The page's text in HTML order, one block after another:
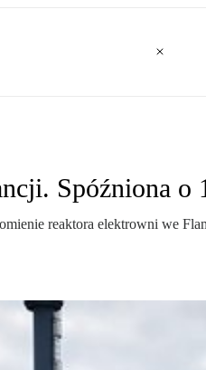
Spóźniona o
reaktora elektrowni we